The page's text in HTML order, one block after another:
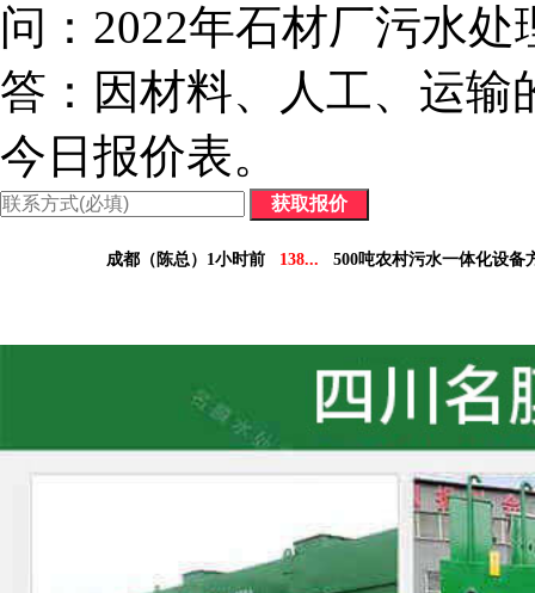
问：2022年石材厂污水
答：因材料、人工、运输
今日报价表。
成都（陈总）1小时前 138... 500吨农村污水一体化设备
136... 5吨小型污水处理设备
凉山州（李经理）2个小时前 137... 30吨医疗污水处理设
广安（祝总）10分钟前 155... 1000吨污水处理厂咨
10吨豆制品污水一体化设
50吨养猪污水处理报价
成都（吴经理）1天前 159... 100吨脱硫污水处理设备报